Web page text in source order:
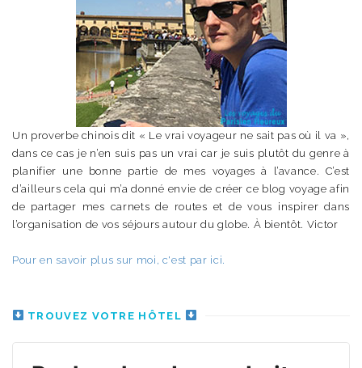
Un proverbe chinois dit « Le vrai voyageur ne sait pas où il va »,
dans ce cas je n’en suis pas un vrai car je suis plutôt du genre à
planifier une bonne partie de mes voyages à l’avance. C’est
d’ailleurs cela qui m’a donné envie de créer ce blog voyage afin
de partager mes carnets de routes et de vous inspirer dans
l’organisation de vos séjours autour du globe. À bientôt. Victor
Pour en savoir plus sur moi, c'est par ici.
TROUVEZ VOTRE HÔTEL